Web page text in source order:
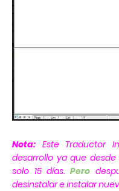
Nota: Este Traductor
desarrollo ya que
solo 15 días.Pero
desinstalar e instalar